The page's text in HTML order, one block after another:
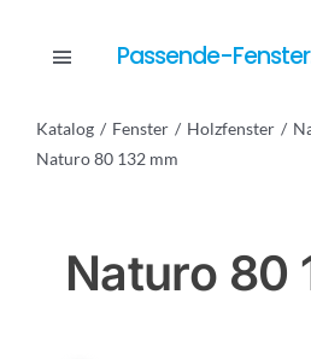
Toggle Passende-
Katalog Fenster Holzfenster
Naturo 80 132 mm
Naturo 80